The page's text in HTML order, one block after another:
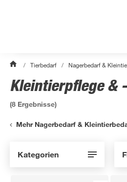
/ Tierbedarf / Nagerbedarf &
Kleintierpflege &
(8 Ergebnisse)
Mehr Nagerbedarf &
Kategorien